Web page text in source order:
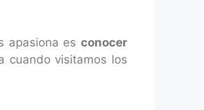
apasiona esconocer
cuando visitamos los